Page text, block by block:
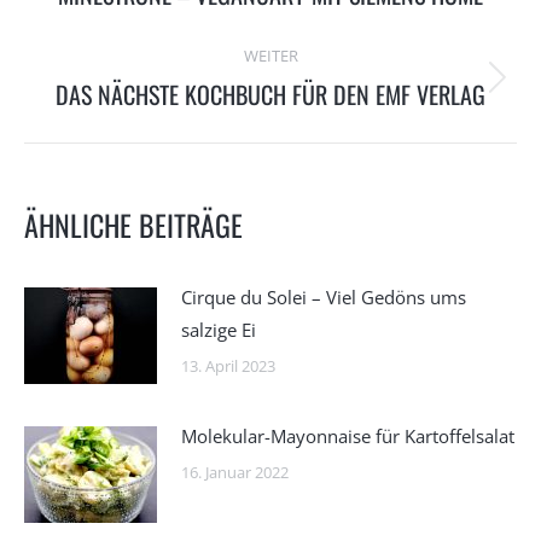
WEITER
Nächster
DAS NÄCHSTE KOCHBUCH FÜR DEN EMF VERLAG
ÄHNLICHE BEITRÄGE
Cirque du Solei – Viel Gedöns ums
salzige Ei
13. April 2023
Molekular-Mayonnaise für Kartoffelsalat
16. Januar 2022